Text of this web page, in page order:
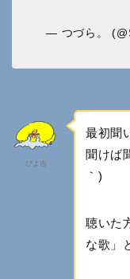
— つづら。
ぴよ吉
最初聞
聞けば
｀)
聴いた
な歌」